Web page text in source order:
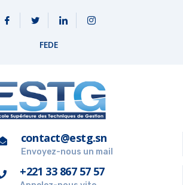
FEDE
contact@estg.sn
Envoyez-nous un mail
+221 33 867 57 57